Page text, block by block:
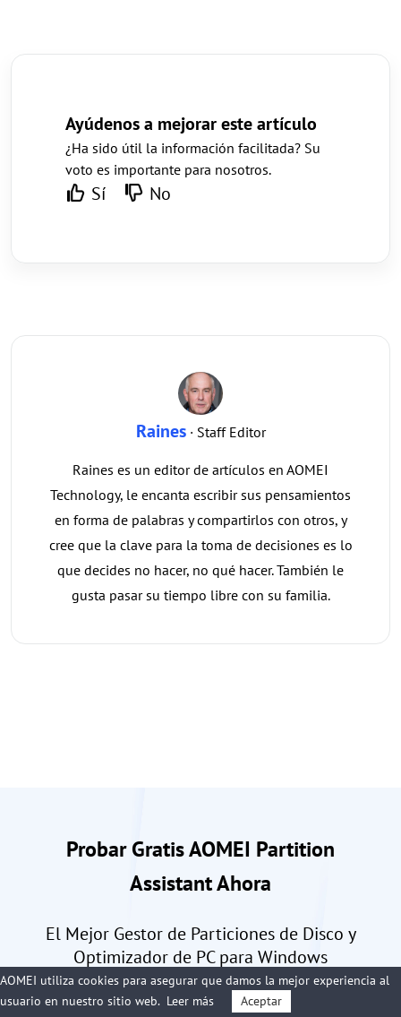
Ayúdenos a mejorar este artículo
¿Ha sido útil la información facilitada? Su
voto es importante para nosotros.
Sí No
Raines· Staff Editor
Raines es un editor de artículos en AOMEI
Technology, le encanta escribir sus pensamientos
en forma de palabras y compartirlos con otros, y
cree que la clave para la toma de decisiones es lo
que decides no hacer, no qué hacer. También le
gusta pasar su tiempo libre con su familia.
Probar Gratis AOMEI Partition
Assistant Ahora
El Mejor Gestor de Particiones de Disco y
Optimizador de PC para Windows
AOMEI utiliza cookies para asegurar que damos la mejor experiencia al
usuario en nuestro sitio web. Leer más Aceptar